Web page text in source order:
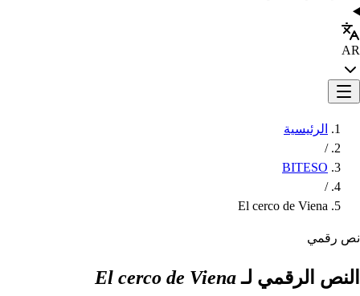
AR
الرئيسية
/
BITESO
/
El cerco de Viena
نص رقمي
النص الرقمي لـEl cerco de Viena